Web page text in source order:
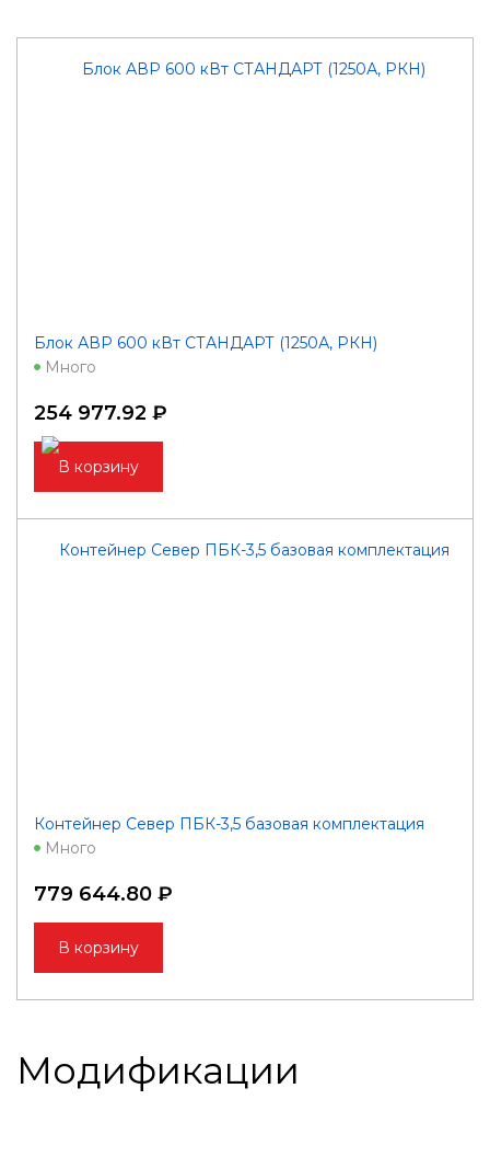
Блок АВР 600 кВт СТАНДАРТ (1250А, РКН)
Много
254 977.92 ₽
В корзину
Контейнер Север ПБК-3,5 базовая комплектация
Много
779 644.80 ₽
В корзину
Модификации